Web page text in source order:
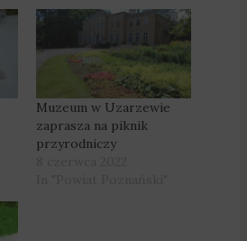
Muzeum w Uzarzewie
zaprasza na piknik
przyrodniczy